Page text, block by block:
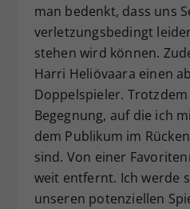
man bedenkt, dass uns
verletzungsbedingt
stehen wird können.
Harri Heliövaara einen
Doppelspieler.
Begegnung, auf die ich
dem Publikum im
sind. Von einer
weit entfernt. Ich werde
unseren potenziellen